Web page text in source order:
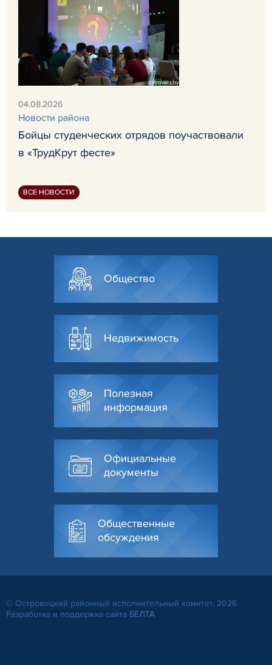
04.08.2026
Новости района
Бойцы студенческих отрядов поучаствовали
в «ТрудКрут фесте»
ВСЕ НОВОСТИ
Общество
Недвижимость
Полезная
информация
Официальные
документы
Общественные
обсуждения
© Островецкий районный исполнительный комитет, 2026
Разработка и поддержка сайта БЕЛТА